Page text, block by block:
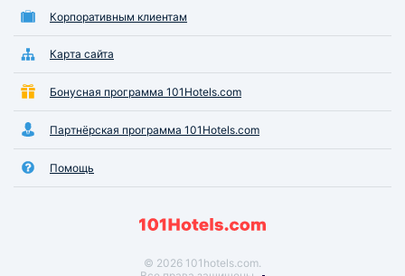
Корпоративным клиентам
Карта сайта
Бонусная программа 101Hotels.com
Партнёрская программа 101Hotels.com
Помощь
© 2026 101hotels.com.